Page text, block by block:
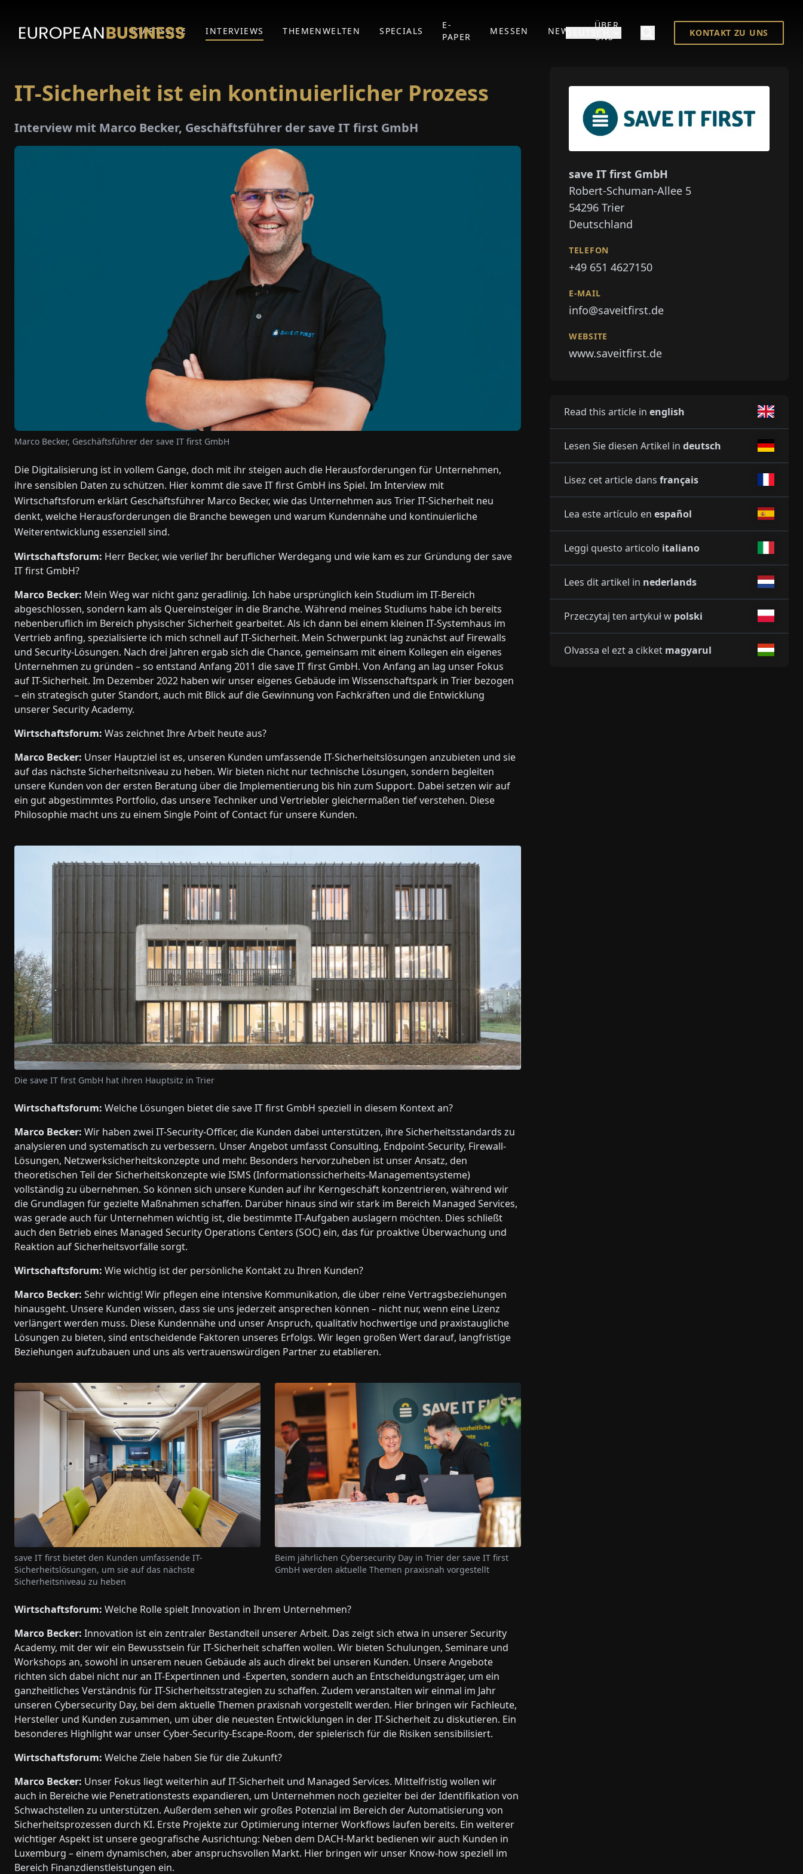
STARTSEITE INTERVIEWS THEMENWELTEN SPECIALS
E-
PAPER
MESSEN NEWS
ÜBER
UNS
KONTAKT ZU UNS
IT-Sicherheit ist ein ­kontinuierlicher Prozess
Interview mit Marco Becker, Geschäftsführer der save IT first GmbH
Marco Becker, Geschäftsführer der save IT first GmbH
Die Digitalisierung ist in vollem Gange, doch mit ihr steigen auch die Herausforderungen für Unternehmen,
ihre sensiblen Daten zu schützen. Hier kommt die save IT first GmbH ins Spiel. Im Interview mit
Wirtschaftsforum erklärt Geschäftsführer Marco Becker, wie das Unternehmen aus Trier IT-Sicherheit neu
denkt, welche Herausforderungen die Branche bewegen und warum Kundennähe und kontinuierliche
Weiterentwicklung essenziell sind.
Wirtschaftsforum: Herr Becker, wie verlief Ihr beruflicher Werdegang und wie kam es zur Gründung der save
IT first GmbH?
Marco Becker: Mein Weg war nicht ganz geradlinig. Ich habe ursprünglich kein Studium im IT-Bereich
abgeschlossen, sondern kam als Quereinsteiger in die Branche. Während meines Studiums habe ich bereits
nebenberuflich im Bereich physischer Sicherheit gearbeitet. Als ich dann bei einem kleinen IT-Systemhaus im
Vertrieb anfing, spezialisierte ich mich schnell auf IT-Sicherheit. Mein Schwerpunkt lag zunächst auf Firewalls
und Security-Lösungen. Nach drei Jahren ergab sich die Chance, gemeinsam mit einem Kollegen ein eigenes
Unternehmen zu gründen – so entstand Anfang 2011 die save IT first GmbH. Von Anfang an lag unser Fokus
auf IT-Sicherheit. Im Dezember 2022 haben wir unser eigenes Gebäude im Wissenschaftspark in Trier bezogen
– ein strategisch guter Standort, auch mit Blick auf die Gewinnung von Fachkräften und die Entwicklung
unserer Security Academy.
Wirtschaftsforum: Was zeichnet Ihre Arbeit heute aus?
Marco Becker: Unser Hauptziel ist es, unseren Kunden umfassende IT-Sicherheitslösungen anzubieten und sie
auf das nächste Sicherheitsniveau zu heben. Wir bieten nicht nur technische Lösungen, sondern begleiten
unsere Kunden von der ersten Beratung über die Implementierung bis hin zum Support. Dabei setzen wir auf
ein gut abgestimmtes Portfolio, das unsere Techniker und Vertriebler gleichermaßen tief verstehen. Diese
Philosophie macht uns zu einem Single Point of Contact für unsere Kunden.
Die save IT first GmbH hat ihren Hauptsitz in Trier
Wirtschaftsforum: Welche Lösungen bietet die save IT first GmbH speziell in diesem Kontext an?
Marco Becker: Wir haben zwei IT-Security-Officer, die Kunden dabei unterstützen, ihre Sicherheitsstandards zu
analysieren und systematisch zu verbessern. Unser Angebot umfasst Consulting, Endpoint-Security, Firewall-
Lösungen, Netzwerksicherheitskonzepte und mehr. Besonders hervorzuheben ist unser Ansatz, den
theoretischen Teil der Sicherheitskonzepte wie ISMS (Informationssicherheits-Managementsysteme)
vollständig zu übernehmen. So können sich unsere Kunden auf ihr Kerngeschäft konzentrieren, während wir
die Grundlagen für gezielte Maßnahmen schaffen. Darüber hinaus sind wir stark im Bereich Managed Services,
was gerade auch für Unternehmen wichtig ist, die bestimmte IT-Aufgaben auslagern möchten. Dies schließt
auch den Betrieb eines Managed Security Operations Centers (SOC) ein, das für proaktive Überwachung und
Reaktion auf Sicherheitsvorfälle sorgt.
Wirtschaftsforum: Wie wichtig ist der persönliche Kontakt zu Ihren Kunden?
Marco Becker: Sehr wichtig! Wir pflegen eine intensive Kommunikation, die über reine Vertragsbeziehungen
hinausgeht. Unsere Kunden wissen, dass sie uns jederzeit ansprechen können – nicht nur, wenn eine Lizenz
verlängert werden muss. Diese Kundennähe und unser Anspruch, qualitativ hochwertige und praxistaugliche
Lösungen zu bieten, sind entscheidende Faktoren unseres Erfolgs. Wir legen großen Wert darauf, langfristige
Beziehungen aufzubauen und uns als vertrauenswürdigen Partner zu etablieren.
save IT first bietet den Kunden umfassende IT-
Sicherheitslösungen, um sie auf das nächste
Sicherheitsniveau zu heben
Beim jährlichen Cybersecurity Day in Trier der save IT first
GmbH werden aktuelle Themen praxisnah vorgestellt
Wirtschaftsforum: Welche Rolle spielt Innovation in Ihrem Unternehmen?
Marco Becker: Innovation ist ein zentraler Bestandteil unserer Arbeit. Das zeigt sich etwa in unserer Security
Academy, mit der wir ein Bewusstsein für IT-Sicherheit schaffen wollen. Wir bieten Schulungen, Seminare und
Workshops an, sowohl in unserem neuen Gebäude als auch direkt bei unseren Kunden. Unsere Angebote
richten sich dabei nicht nur an IT-Expertinnen und -Experten, sondern auch an Entscheidungsträger, um ein
ganzheitliches Verständnis für IT-Sicherheitsstrategien zu schaffen. Zudem veranstalten wir einmal im Jahr
unseren Cybersecurity Day, bei dem aktuelle Themen praxisnah vorgestellt werden. Hier bringen wir Fachleute,
Hersteller und Kunden zusammen, um über die neuesten Entwicklungen in der IT-Sicherheit zu diskutieren. Ein
besonderes Highlight war unser Cyber-Security-Escape-Room, der spielerisch für die Risiken sensibilisiert.
Wirtschaftsforum: Welche Ziele haben Sie für die Zukunft?
Marco Becker: Unser Fokus liegt weiterhin auf IT-Sicherheit und Managed Services. Mittelfristig wollen wir
auch in Bereiche wie Penetrationstests expandieren, um Unternehmen noch gezielter bei der Identifikation von
Schwachstellen zu unterstützen. Außerdem sehen wir großes Potenzial im Bereich der Automatisierung von
Sicherheitsprozessen durch KI. Erste Projekte zur Optimierung interner Workflows laufen bereits. Ein weiterer
wichtiger Aspekt ist unsere geografische Ausrichtung: Neben dem DACH-Markt bedienen wir auch Kunden in
Luxemburg – einem dynamischen, aber anspruchsvollen Markt. Hier bringen wir unser Know-how speziell im
Bereich Finanzdienstleistungen ein.
save IT first GmbH
Robert-Schuman-Allee 5
54296 Trier
Deutschland
TELEFON
+49 651 4627150
E-MAIL
info@saveitfirst.de
WEBSITE
www.saveitfirst.de
Read this article in english
Lesen Sie diesen Artikel in deutsch
Lisez cet article dans français
Lea este artículo en español
Leggi questo articolo italiano
Lees dit artikel in nederlands
Przeczytaj ten artykuł w polski
Olvassa el ezt a cikket magyarul